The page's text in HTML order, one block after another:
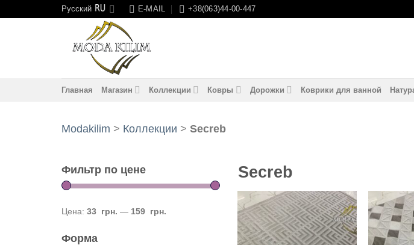
Русский E-MAIL +38(063)44-00-447
Главная Магазин Коллекции Ковры Дорожки Коврики для ванной
Modakilim > Коллекции > Secreb
Фильтр по цене
Цена: 33 грн. — 159 грн.
Форма
Secreb
Добавить
в
избранное